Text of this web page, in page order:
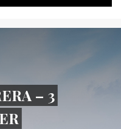
– 3